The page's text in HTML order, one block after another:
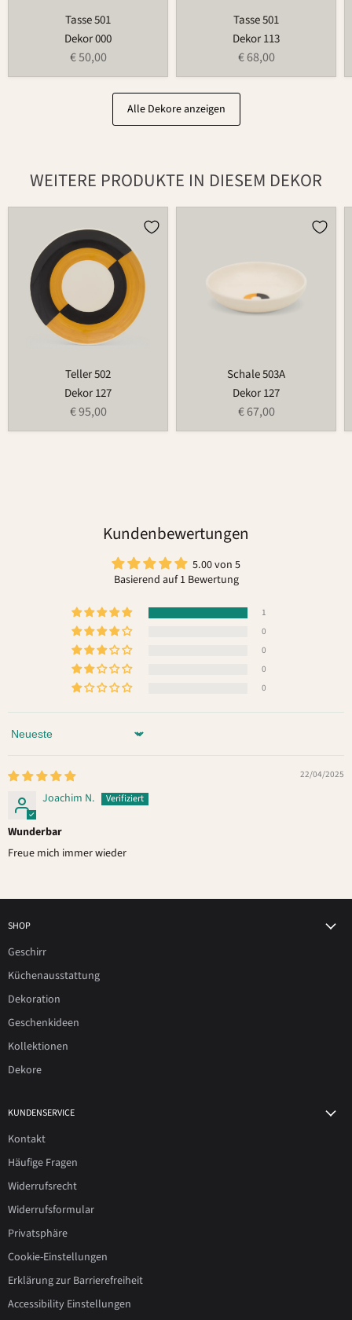
Tasse 501
Dekor 000
€ 50,00
Tasse 501
Dekor 113
€ 68,00
Alle Dekore anzeigen
WEITERE PRODUKTE IN DIESEM DEKOR
Teller 502
Dekor 127
€ 95,00
Schale 503A
Dekor 127
€ 67,00
Kundenbewertungen
5.00 von 5
Basierend auf 1 Bewertung
1
0
0
0
0
Sort by
22/04/2025
Joachim N.
Wunderbar
Freue mich immer wieder
SHOP
Geschirr
Küchenausstattung
Dekoration
Geschenkideen
Kollektionen
Dekore
KUNDENSERVICE
Kontakt
Häufige Fragen
Widerrufsrecht
Widerrufsformular
Privatsphäre
Cookie-Einstellungen
Erklärung zur Barrierefreiheit
Accessibility Einstellungen